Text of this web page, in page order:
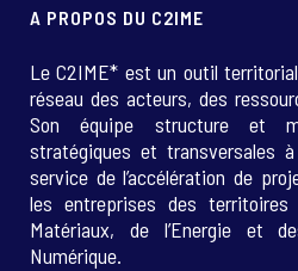
A PROPOS DU C2IME
Le C2IME* est un outil
réseau des acteurs, des
Son équipe structure et
stratégiques et transversales
service de l’accélération de
les entreprises des
Matériaux, de l’Energie et
Numérique.